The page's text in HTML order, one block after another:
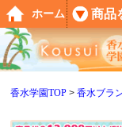
香水学園TOP 香水ブラ
ホーム 商品